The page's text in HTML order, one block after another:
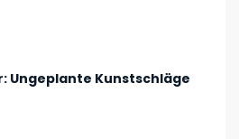
Ungeplante Kunstschläge